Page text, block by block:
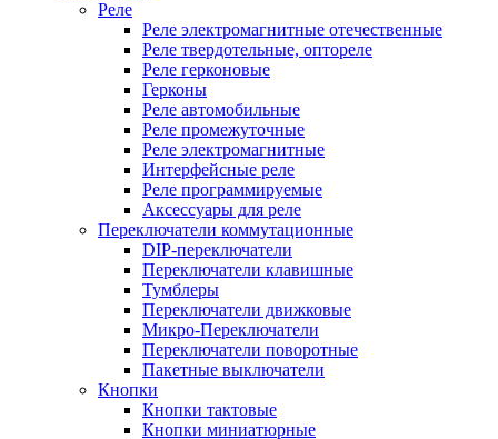
Реле
Реле электромагнитные отечественные
Реле твердотельные, оптореле
Реле герконовые
Герконы
Реле автомобильные
Реле промежуточные
Реле электромагнитные
Интерфейсные реле
Реле программируемые
Аксессуары для реле
Переключатели коммутационные
DIP-переключатели
Переключатели клавишные
Тумблеры
Переключатели движковые
Микро-Переключатели
Переключатели поворотные
Пакетные выключатели
Кнопки
Кнопки тактовые
Кнопки миниатюрные